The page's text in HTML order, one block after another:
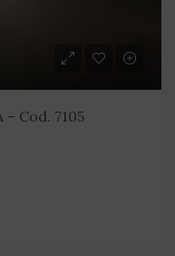
– Cod. 7105